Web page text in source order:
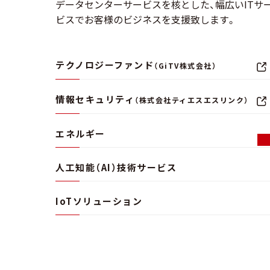
データセンターサービスを核とした、幅広いITサ
ビスでお客様のビジネスを支援致します。
テクノロジーファンド （GiTV株式会社）
情報セキュリティ （株式会社ティエスエスリンク）
エネルギー
人工知能（AI）技術サービス
IoTソリューション